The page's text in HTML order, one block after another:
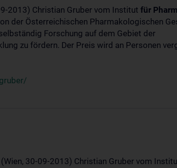
2013) Christian Gruber vom Institut für
der Österreichischen Pharmakologischen
Forschung auf dem Gebiet der
zu fördern. Der Preis wird an Personen
30-09-2013) Christian Gruber vom